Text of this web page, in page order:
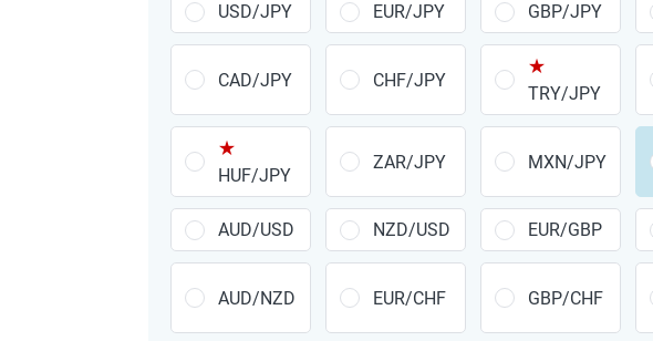
GBP/JPY 170円
AUD/JPY 106円
NZD/JPY 28円
CAD/JPY 38円
CHF/JPY 34円
USD/JPY EUR/JPY GBP/JPY
CAD/JPY CHF/JPY
★
TRY/JPY
★
HUF/JPY
ZAR/JPY MXN/JPY
AUD/USD NZD/USD EUR/GBP
AUD/NZD EUR/CHF GBP/CHF